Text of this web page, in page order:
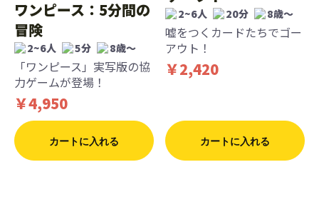
ワンピース：5分間の
冒険
2~6人 5分 8歳〜
「ワンピース」実写版の協
力ゲームが登場！
￥4,950
カートに入れる
2~6人 20分 8歳〜
嘘をつくカードたちでゴー
アウト！
￥2,420
カートに入れる